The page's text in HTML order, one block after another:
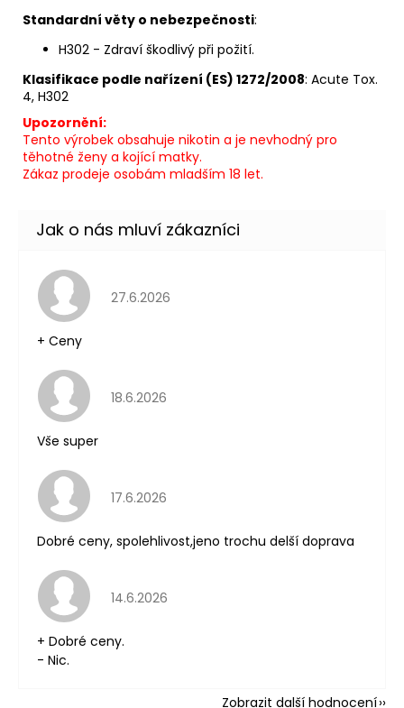
Standardní věty o nebezpečnosti:
H302 - Zdraví škodlivý při požití.
Klasifikace podle nařízení (ES) 1272/2008: Acute Tox.
4, H302
Upozornění:
Tento výrobek obsahuje nikotin a je nevhodný pro
těhotné ženy a kojící matky.
Zákaz prodeje osobám mladším 18 let.
Hodnocení obchodu je 5 z 5 hvězdiček.
27.6.2026
+ Ceny
Hodnocení obchodu je 5 z 5 hvězdiček.
18.6.2026
Vše super
Hodnocení obchodu je 5 z 5 hvězdiček.
17.6.2026
Dobré ceny, spolehlivost,jeno trochu delší doprava
Hodnocení obchodu je 5 z 5 hvězdiček.
14.6.2026
+ Dobré ceny.
- Nic.
Zobrazit další hodnocení